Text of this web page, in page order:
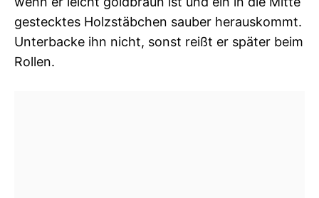
gestecktes Holzstäbchen sauber herauskommt.
Unterbacke ihn nicht, sonst reißt er später beim
Rollen.